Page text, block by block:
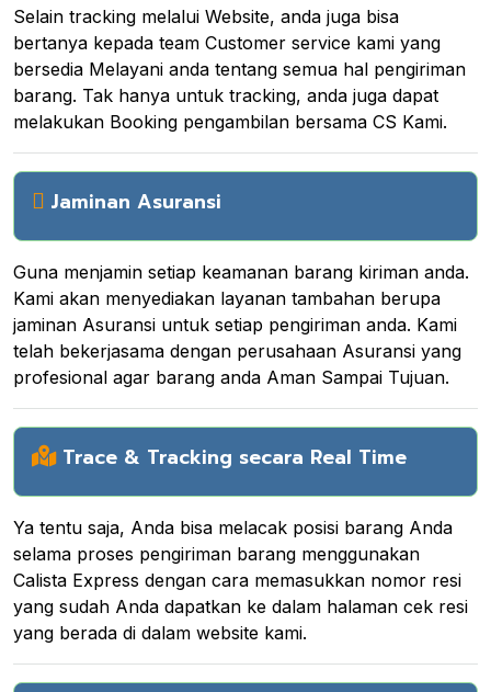
Selain tracking melalui Website, anda juga bisa
bertanya kepada team Customer service kami yang
bersedia Melayani anda tentang semua hal pengiriman
barang. Tak hanya untuk tracking, anda juga dapat
melakukan Booking pengambilan bersama CS Kami.
Jaminan Asuransi
Guna menjamin setiap keamanan barang kiriman anda.
Kami akan menyediakan layanan tambahan berupa
jaminan Asuransi untuk setiap pengiriman anda. Kami
telah bekerjasama dengan perusahaan Asuransi yang
profesional agar barang anda Aman Sampai Tujuan.
Trace & Tracking secara Real Time
Ya tentu saja, Anda bisa melacak posisi barang Anda
selama proses pengiriman barang menggunakan
Calista Express dengan cara memasukkan nomor resi
yang sudah Anda dapatkan ke dalam halaman cek resi
yang berada di dalam website kami.